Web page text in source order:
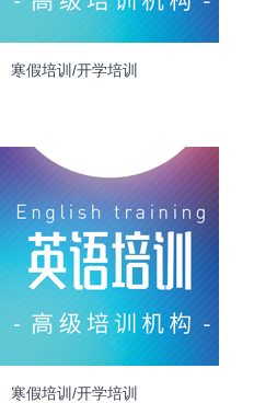
寒假培训/开学培训
寒假培训/开学培训